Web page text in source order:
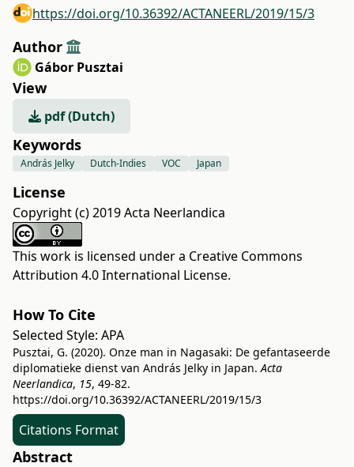
https://doi.org/10.36392/ACTANEERL/2019/15/3
Author
Gábor Pusztai
View
pdf (Dutch)
Keywords
András Jelky Dutch-Indies VOC Japan
License
Copyright (c) 2019 Acta Neerlandica
This work is licensed under a Creative Commons
Attribution 4.0 International License.
How To Cite
Selected Style: APA
Pusztai, G. (2020). Onze man in Nagasaki: De gefantaseerde
diplomatieke dienst van András Jelky in Japan.Acta
Neerlandica, 15, 49-82.
https://doi.org/10.36392/ACTANEERL/2019/15/3
Citations Format
Abstract